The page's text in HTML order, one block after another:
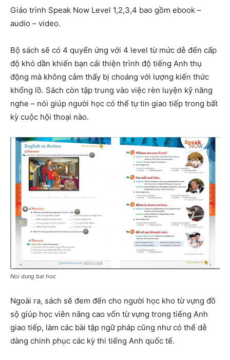
Giáo trình Speak Now Level 1,2,3,4 bao gồm ebook –
audio – video.
Bộ sách sẽ có 4 quyển ứng với 4 level từ mức dễ đến cấp
độ khó dần khiến bạn cải thiện trình độ tiếng Anh thụ
động mà không cảm thấy bị choáng với lượng kiến thức
khổng lồ. Sách còn tập trung vào việc rèn luyện kỹ năng
nghe – nói giúp người học có thể tự tin giao tiếp trong bất
kỳ cuộc hội thoại nào.
Noi dung bai hoc
Ngoài ra, sách sẽ đem đến cho người học kho từ vựng đồ
sộ giúp học viên nâng cao vốn từ vựng trong tiếng Anh
giao tiếp, làm các bài tập ngữ pháp cũng như có thể dễ
dàng chinh phục các kỳ thi tiếng Anh quốc tế.